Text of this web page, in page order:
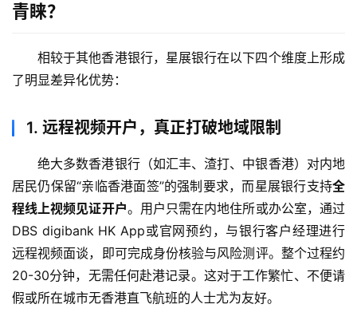
青睐？
相较于其他香港银行，星展银行在以下四个维度上形成
了明显差异化优势：
1. 远程视频开户，真正打破地域限制
绝大多数香港银行（如汇丰、渣打、中银香港）对内地
居民仍保留“亲临香港面签”的强制要求，而星展银行支持全
程线上视频见证开户。用户只需在内地住所或办公室，通过
DBS digibank HK App或官网预约，与银行客户经理进行
远程视频面谈，即可完成身份核验与风险测评。整个过程约
20-30分钟，无需任何赴港记录。这对于工作繁忙、不便请
假或所在城市无香港直飞航班的人士尤为友好。